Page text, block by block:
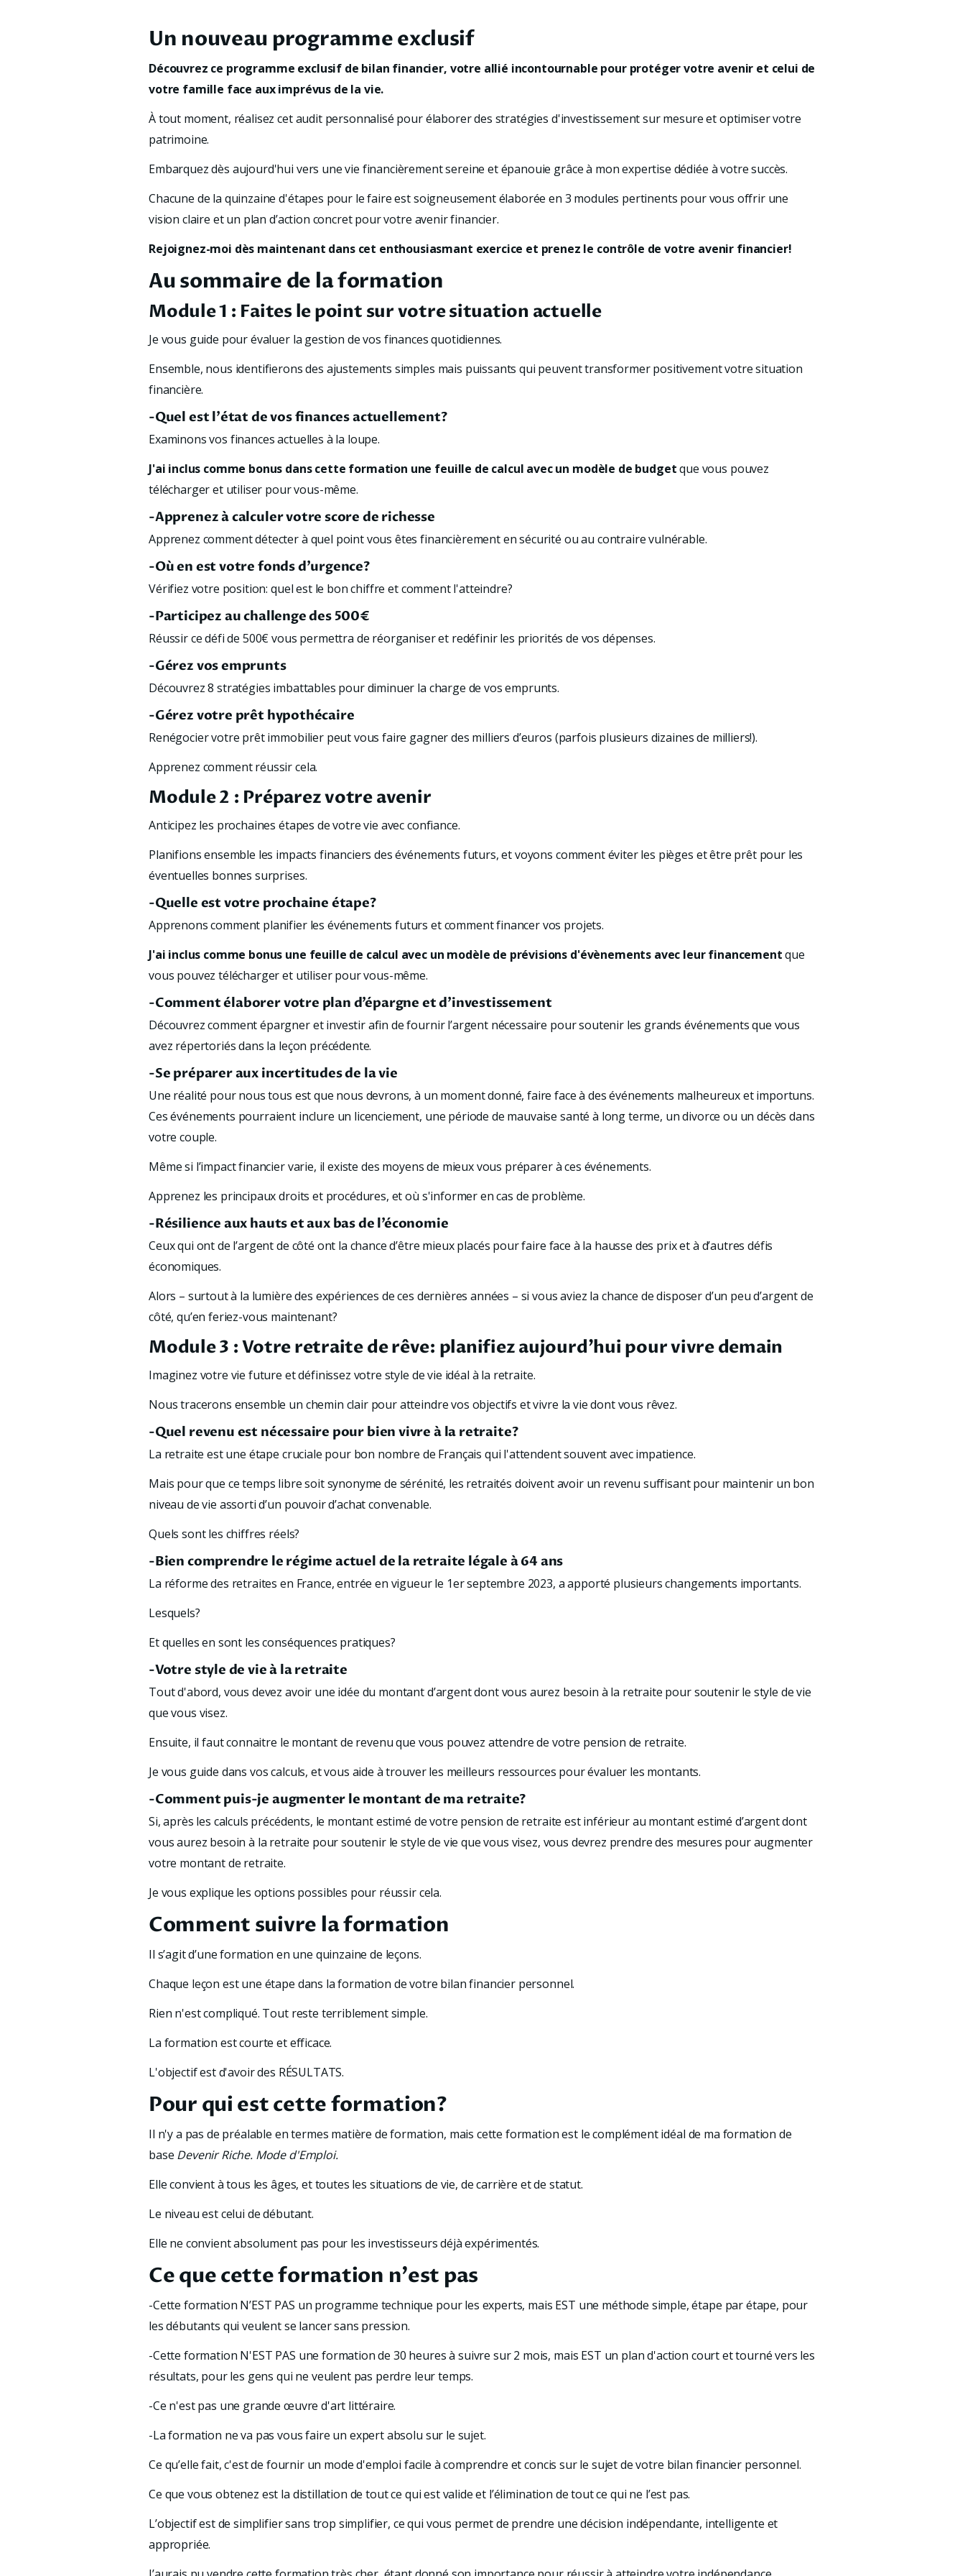
Un nouveau programme exclusif
Découvrez ce programme exclusif de bilan financier, votre allié incontournable pour protéger votre avenir et celui de
votre famille face aux imprévus de la vie.
À tout moment, réalisez cet audit personnalisé pour élaborer des stratégies d'investissement sur mesure et optimiser votre
patrimoine.
Embarquez dès aujourd'hui vers une vie financièrement sereine et épanouie grâce à mon expertise dédiée à votre succès.
Chacune de la quinzaine d'étapes pour le faire est soigneusement élaborée en 3 modules pertinents pour vous offrir une
vision claire et un plan d’action concret pour votre avenir financier.
Rejoignez-moi dès maintenant dans cet enthousiasmant exercice et prenez le contrôle de votre avenir financier!
Au sommaire de la formation
Module 1 : Faites le point sur votre situation actuelle
Je vous guide pour évaluer la gestion de vos finances quotidiennes.
Ensemble, nous identifierons des ajustements simples mais puissants qui peuvent transformer positivement votre situation
financière.
-Quel est l'état de vos finances actuellement?
Examinons vos finances actuelles à la loupe.
J'ai inclus comme bonus dans cette formation une feuille de calcul avec un modèle de budget que vous pouvez
télécharger et utiliser pour vous-même.
-Apprenez à calculer votre score de richesse
Apprenez comment détecter à quel point vous êtes financièrement en sécurité ou au contraire vulnérable.
-Où en est votre fonds d'urgence?
Vérifiez votre position: quel est le bon chiffre et comment l'atteindre?
-Participez au challenge des 500€
Réussir ce défi de 500€ vous permettra de réorganiser et redéfinir les priorités de vos dépenses.
-Gérez vos emprunts
Découvrez 8 stratégies imbattables pour diminuer la charge de vos emprunts.
-Gérez votre prêt hypothécaire
Renégocier votre prêt immobilier peut vous faire gagner des milliers d’euros (parfois plusieurs dizaines de milliers!).
Apprenez comment réussir cela.
Module 2 : Préparez votre avenir
Anticipez les prochaines étapes de votre vie avec confiance.
Planifions ensemble les impacts financiers des événements futurs, et voyons comment éviter les pièges et être prêt pour les
éventuelles bonnes surprises.
-Quelle est votre prochaine étape?
Apprenons comment planifier les événements futurs et comment financer vos projets.
J'ai inclus comme bonus une feuille de calcul avec un modèle de prévisions d'évènements avec leur financement que
vous pouvez télécharger et utiliser pour vous-même.
-Comment élaborer votre plan d’épargne et d’investissement
Découvrez comment épargner et investir afin de fournir l’argent nécessaire pour soutenir les grands événements que vous
avez répertoriés dans la leçon précédente.
-Se préparer aux incertitudes de la vie
Une réalité pour nous tous est que nous devrons, à un moment donné, faire face à des événements malheureux et importuns.
Ces événements pourraient inclure un licenciement, une période de mauvaise santé à long terme, un divorce ou un décès dans
votre couple.
Même si l’impact financier varie, il existe des moyens de mieux vous préparer à ces événements.
Apprenez les principaux droits et procédures, et où s'informer en cas de problème.
-Résilience aux hauts et aux bas de l’économie
Ceux qui ont de l’argent de côté ont la chance d’être mieux placés pour faire face à la hausse des prix et à d’autres défis
économiques.
Alors – surtout à la lumière des expériences de ces dernières années – si vous aviez la chance de disposer d’un peu d’argent de
côté, qu’en feriez-vous maintenant?
Module 3 : Votre retraite de rêve: planifiez aujourd’hui pour vivre demain
Imaginez votre vie future et définissez votre style de vie idéal à la retraite.
Nous tracerons ensemble un chemin clair pour atteindre vos objectifs et vivre la vie dont vous rêvez.
-Quel revenu est nécessaire pour bien vivre à la retraite?
La retraite est une étape cruciale pour bon nombre de Français qui l'attendent souvent avec impatience.
Mais pour que ce temps libre soit synonyme de sérénité, les retraités doivent avoir un revenu suffisant pour maintenir un bon
niveau de vie assorti d’un pouvoir d’achat convenable.
Quels sont les chiffres réels?
-Bien comprendre le régime actuel de la retraite légale à 64 ans
La réforme des retraites en France, entrée en vigueur le 1er septembre 2023, a apporté plusieurs changements importants.
Lesquels?
Et quelles en sont les conséquences pratiques?
-Votre style de vie à la retraite
Tout d'abord, vous devez avoir une idée du montant d’argent dont vous aurez besoin à la retraite pour soutenir le style de vie
que vous visez.
Ensuite, il faut connaitre le montant de revenu que vous pouvez attendre de votre pension de retraite.
Je vous guide dans vos calculs, et vous aide à trouver les meilleurs ressources pour évaluer les montants.
-Comment puis-je augmenter le montant de ma retraite?
Si, après les calculs précédents, le montant estimé de votre pension de retraite est inférieur au montant estimé d’argent dont
vous aurez besoin à la retraite pour soutenir le style de vie que vous visez, vous devrez prendre des mesures pour augmenter
votre montant de retraite.
Je vous explique les options possibles pour réussir cela.
Comment suivre la formation
Il s’agit d’une formation en une quinzaine de leçons.
Chaque leçon est une étape dans la formation de votre bilan financier personnel.
Rien n'est compliqué. Tout reste terriblement simple.
La formation est courte et efficace.
L'objectif est d'avoir des RÉSULTATS.
Pour qui est cette formation?
Il n'y a pas de préalable en termes matière de formation, mais cette formation est le complément idéal de ma formation de
base Devenir Riche. Mode d'Emploi.
Elle convient à tous les âges, et toutes les situations de vie, de carrière et de statut.
Le niveau est celui de débutant.
Elle ne convient absolument pas pour les investisseurs déjà expérimentés.
Ce que cette formation n'est pas
-Cette formation N’EST PAS un programme technique pour les experts, mais EST une méthode simple, étape par étape, pour
les débutants qui veulent se lancer sans pression.
-Cette formation N'EST PAS une formation de 30 heures à suivre sur 2 mois, mais EST un plan d'action court et tourné vers les
résultats, pour les gens qui ne veulent pas perdre leur temps.
-Ce n'est pas une grande œuvre d'art littéraire.
-La formation ne va pas vous faire un expert absolu sur le sujet.
Ce qu’elle fait, c'est de fournir un mode d'emploi facile à comprendre et concis sur le sujet de votre bilan financier personnel.
Ce que vous obtenez est la distillation de tout ce qui est valide et l’élimination de tout ce qui ne l’est pas.
L’objectif est de simplifier sans trop simplifier, ce qui vous permet de prendre une décision indépendante, intelligente et
appropriée.